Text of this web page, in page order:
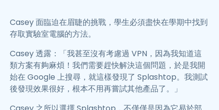
Casey 面臨迫在眉睫的挑戰，學生必須盡快在學期中找到
存取實驗室電腦的方法。
Casey 透露：「我甚至沒有考慮過 VPN，因為我知道這
類方案有夠麻煩！我們需要趕快解決這個問題，於是我開
始在 Google 上搜尋，就這樣發現了 Splashtop。我測試
後發現效果很好，根本不用再嘗試其他產品了。」